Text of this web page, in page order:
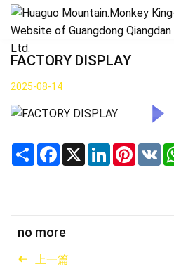
FACTORY DISPLAY
2025-08-14
Share Facebook
X LinkedIn VK
上一篇
no more